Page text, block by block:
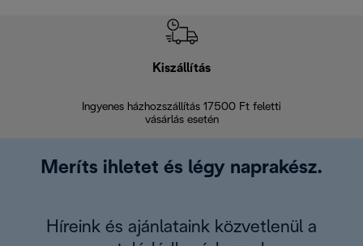
Kiszállítás
Ingyenes házhozszállítás 17500 Ft feletti
vásárlás esetén
Meríts ihletet és légy naprakész.
Híreink és ajánlataink közvetlenül a